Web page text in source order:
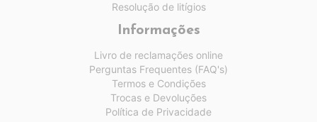
Resolução de litígios
Informações
Livro de reclamações online
Perguntas Frequentes (FAQ's)
Termos e Condições
Trocas e Devoluções
Política de Privacidade